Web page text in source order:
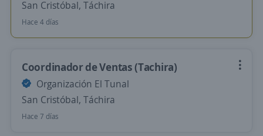
San Cristóbal, Táchira
Hace 4 días
Coordinador de Ventas (Tachira)
Organización El Tunal
San Cristóbal, Táchira
Hace 7 días